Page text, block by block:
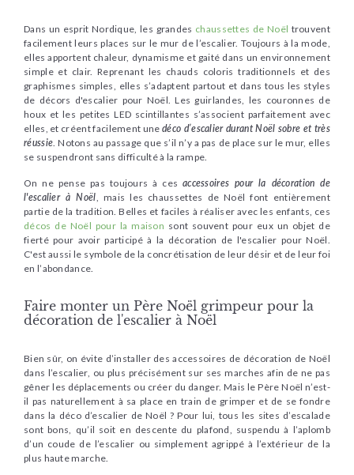
Dans un esprit Nordique, les grandes chaussettes de Noël trouvent
facilement leurs places sur le mur de l’escalier. Toujours à la mode,
elles apportent chaleur, dynamisme et gaité dans un environnement
simple et clair. Reprenant les chauds coloris traditionnels et des
graphismes simples, elles s’adaptent partout et dans tous les styles
de décors d'escalier pour Noël. Les guirlandes, les couronnes de
houx et les petites LED scintillantes s’associent parfaitement avec
elles, et créent facilement unedéco d’escalier durant Noël sobre et très
réussie. Notons au passage que s’il n’y a pas de place sur le mur, elles
se suspendront sans difficulté à la rampe.
On ne pense pas toujours à ces accessoires pour la décoration de
l'escalier à Noël , mais les chaussettes de Noël font entièrement
partie de la tradition. Belles et faciles à réaliser avec les enfants, ces
décos de Noël pour la maison sont souvent pour eux un objet de
fierté pour avoir participé à la décoration de l'escalier pour Noël.
C'est aussi le symbole de la concrétisation de leur désir et de leur foi
en l’abondance.
Faire monter un Père Noël grimpeur pour la
décoration de l'escalier à Noël
Bien sûr, on évite d’installer des accessoires de décoration de Noël
dans l’escalier, ou plus précisément sur ses marches afin de ne pas
gêner les déplacements ou créer du danger. Mais le Père Noël n’est-
il pas naturellement à sa place en train de grimper et de se fondre
dans la déco d’escalier de Noël ? Pour lui, tous les sites d’escalade
sont bons, qu’il soit en descente du plafond, suspendu à l’aplomb
d’un coude de l’escalier ou simplement agrippé à l’extérieur de la
plus haute marche.